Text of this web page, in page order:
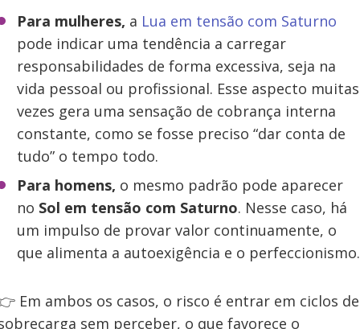
Para mulheres, a Lua em tensão com Saturno
pode indicar uma tendência a carregar
responsabilidades de forma excessiva, seja na
vida pessoal ou profissional. Esse aspecto muitas
vezes gera uma sensação de cobrança interna
constante, como se fosse preciso “dar conta de
tudo” o tempo todo.
Para homens, o mesmo padrão pode aparecer
no Sol em tensão com Saturno. Nesse caso, há
um impulso de provar valor continuamente, o
que alimenta a autoexigência e o perfeccionismo.
Em ambos os casos, o risco é entrar em ciclos de
sem perceber, o que favorece o